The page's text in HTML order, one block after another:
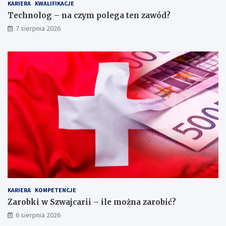
n
ą
s
k
a
r
ę
o
n
ó
w
?
w
y
m
a
a
a
KARIERA KWALIFIKACJE
Technolog – na czym polega ten zawód?
7 sierpnia 2026
KARIERA KOMPETENCJE
Zarobki w Szwajcarii – ile można zarobić?
6 sierpnia 2026